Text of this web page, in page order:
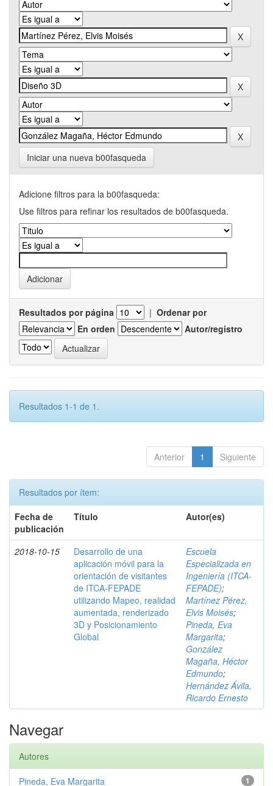
Iniciar una nueva b00fasqueda
Adicione filtros para la b00fasqueda:
Use filtros para refinar los resultados de b00fasqueda.
Resultados por página | Ordenar por
En orden
Autor/registro
Resultados 1-1 de 1.
Anterior 1 Siguiente
Resultados por ítem:
Fecha de
publicación
Título Autor(es)
2018-10-15
Desarrollo de una
aplicación móvil para la
orientación de visitantes
de ITCA-FEPADE
utilizando Mapeo, realidad
aumentada, renderizado
3D y Posicionamiento
Global
Escuela
Especializada en
Ingeniería (ITCA-
FEPADE);
Martínez Pérez,
Elvis Moisés;
Pineda, Eva
Margarita;
González
Magaña, Héctor
Edmundo;
Hernández Ávila,
Ricardo Ernesto
Navegar
Autores
1
Pineda, Eva Margarita